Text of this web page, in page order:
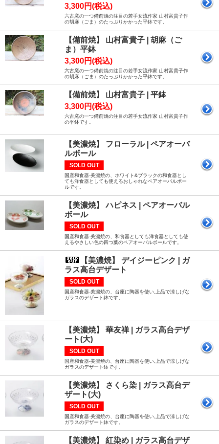
3,300円(税込)
六古窯の一つ備前焼の注目の若手女流作家 山村富貴子作
の胡麻（ごま）のたっぷりかかった平鉢です。
【備前焼】 山村富貴子 | 胡麻（ご
ま）平鉢
3,300円(税込)
六古窯の一つ備前焼の注目の若手女流作家 山村富貴子作
の胡麻（ごま）のたっぷりかかった平鉢です。
【備前焼】 山村富貴子 | 平鉢
3,300円(税込)
六古窯の一つ備前焼の注目の若手女流作家 山村富貴子作
の平鉢です。
【美濃焼】 フローラル | ペアオーバ
ルボール
SOLD OUT
国産和食器-美濃焼の、ホワイト&ブラックの和食器とし
ても洋食器としても使えるおしゃれなペアオーバルボー
ルです。
【美濃焼】 ハピネス | ペアオーバル
ボール
SOLD OUT
国産和食器-美濃焼の、和食器としても洋食器としても使
えるやさしい色の四つ葉のペアオーバルボールです。
【美濃焼】 デイジーピンク | ガ
ラス高台デザート
SOLD OUT
国産和食器-美濃焼の、台座に陶器を使い,上品で涼しげな
ガラスのデザート鉢です。
【美濃焼】 華友禅 | ガラス高台デザ
ート(大)
SOLD OUT
国産和食器-美濃焼の、台座に陶器を使い,上品で涼しげな
ガラスのデザート鉢です。
【美濃焼】 さくら染 | ガラス高台デ
ザート(大)
SOLD OUT
国産和食器-美濃焼の、台座に陶器を使い,上品で涼しげな
ガラスのデザート鉢です。
【美濃焼】 紅染め | ガラス高台デザ